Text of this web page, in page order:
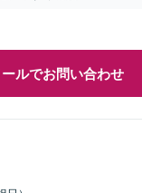
ールでお問い合わせ